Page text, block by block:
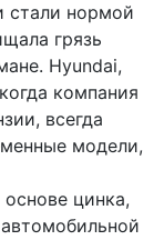
стали нормой
грязь
Hyundai,
компания
всегда
модели,
цинка,